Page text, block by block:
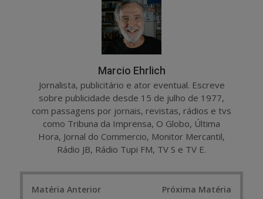
Marcio Ehrlich
Jornalista, publicitário e ator eventual. Escreve
sobre publicidade desde 15 de julho de 1977,
com passagens por jornais, revistas, rádios e tvs
como Tribuna da Imprensa, O Globo, Última
Hora, Jornal do Commercio, Monitor Mercantil,
Rádio JB, Rádio Tupi FM, TV S e TV E.
Matéria Anterior Próxima Matéria